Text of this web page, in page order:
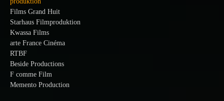
Films Grand Huit
Starhaus Filmproduktion
Kwassa Films
arte France Cinéma
RTBF
Beside Productions
F comme Film
Memento Production